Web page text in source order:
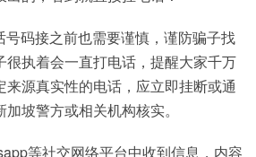
号码接之前也需要谨慎，谨防骗子找
很执着会一直打电话，提醒大家千万
源真实性的电话，应立即挂断或通
坡警方或相关机构核实。
等社交网络平台中收到信息，内容